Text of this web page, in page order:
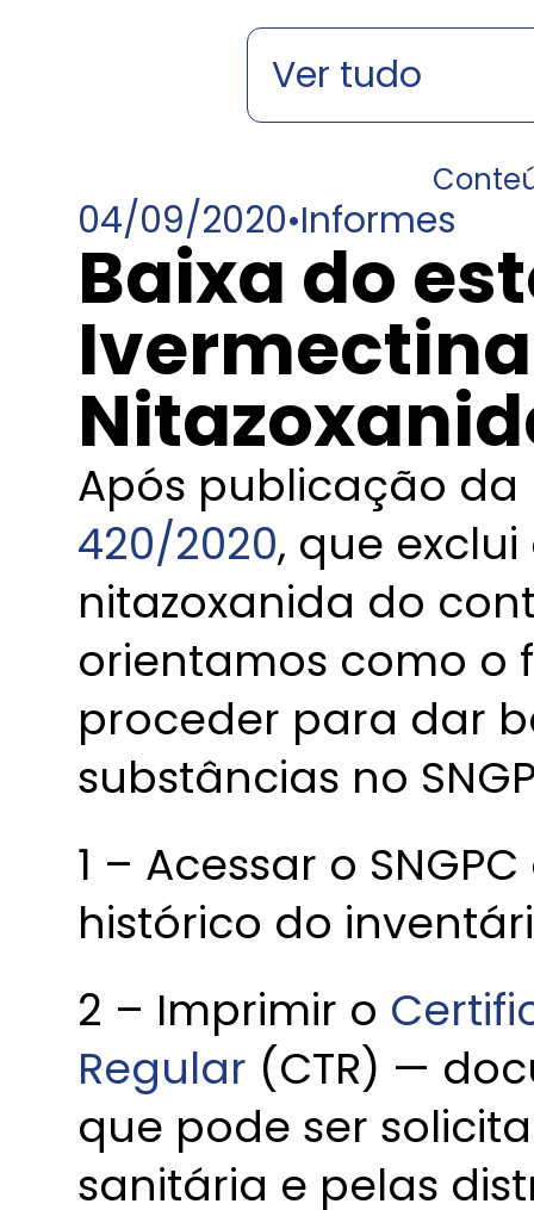
04/09/2020•Informes
Baixa do
Após publicação
420/2020, que
nitazoxanida do
orientamos como o
proceder para dar
substâncias no
1 – Acessar o
histórico do
2 – Imprimir o
Regular (CTR) —
que pode ser
sanitária e pelas